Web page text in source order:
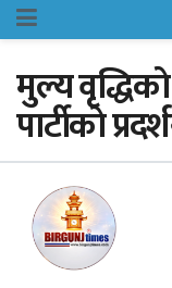
मुल्य
पार्टीकाे